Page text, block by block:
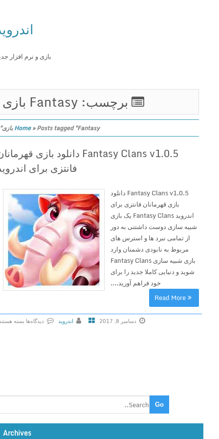
اندروید
بازی و نرم افزار جدید
برچسب: Fantasy بازی
Home»Posts tagged "Fantasy بازی"
Fantasy Clans v1.0.5 دانلود بازی قهرمانان
فانتزی برای اندروید
Fantasy Clans v1.0.5 دانلود
بازی قهرمانان فانتزی برای
اندروید Fantasy Clans یک بازی
شبیه سازی دوست داشتنی به دور
از تمامی نبرد ها و استرس های
مربوط به نابودی دشمنان وارد
بازی شبیه سازی Fantasy Clans
شوید و دنیایی کاملا جدید را برای
خود فراهم آورید....
Read More
دسامبر 8, 2017 اندروید
دیدگاه‌ها
t
a
بسته هستند
Archives